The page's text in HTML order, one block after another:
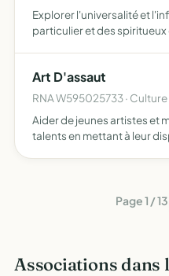
Explorer l'universalité et
particulier et des
Art D'assaut
RNA W595025733 ·
Aider de jeunes artistes et
talents en mettant à leur
Page 1 / 13
Associations dans